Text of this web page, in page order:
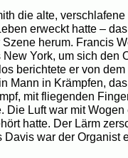
die alte,
erweckt hatte –
Szene herum. Francis
New York, um sich den
berichtete er von dem
Mann in Krämpfen,
mit fliegenden
Die Luft war mit
hatte. Der Lärm
Davis war der Organist